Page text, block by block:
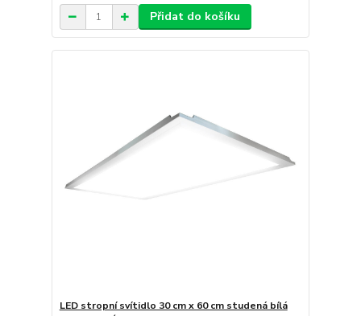
Přidat do košíku
LED stropní svítidlo 30 cm x 60 cm studená bílá